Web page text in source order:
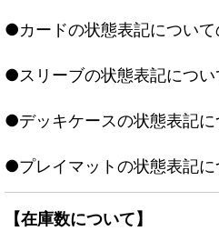
●カードの状態表記について
●スリーブの状態表記につい
●デッキケースの状態表記に
●プレイマットの状態表記に
【在庫数について】